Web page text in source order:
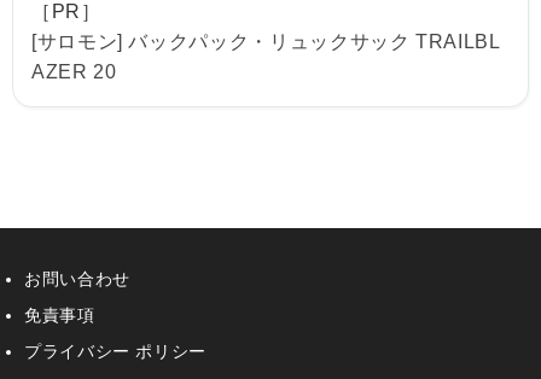
［PR］
[サロモン] バックパック・リュックサック TRAILBL
AZER 20
お問い合わせ
免責事項
プライバシー ポリシー